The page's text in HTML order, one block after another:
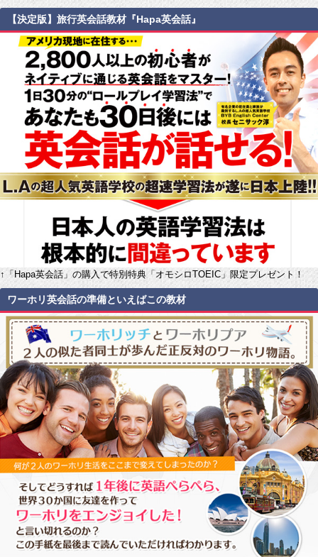
【決定版】旅行英会話教材『Hapa英会話』
↑「Hapa英会話」の購入で特別特典「オモシロTOEIC」限定プレゼント！
ワーホリ英会話の準備といえばこの教材